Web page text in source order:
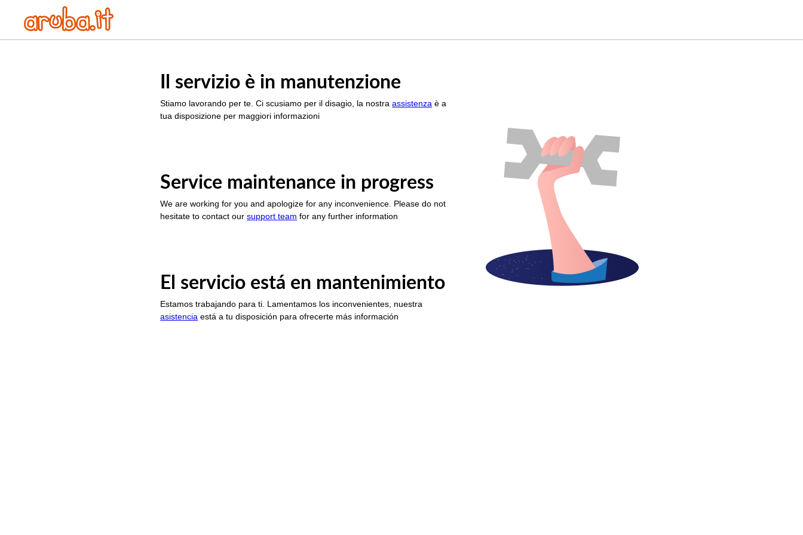
Il servizio è in manutenzione
Stiamo lavorando per te. Ci scusiamo per il disagio, la nostraassistenza è a
tua disposizione per maggiori informazioni
Service maintenance in progress
We are working for you and apologize for any inconvenience. Please do not
hesitate to contact oursupport team for any further information
El servicio está en mantenimiento
Estamos trabajando para ti. Lamentamos los inconvenientes, nuestra
asistencia está a tu disposición para ofrecerte más información